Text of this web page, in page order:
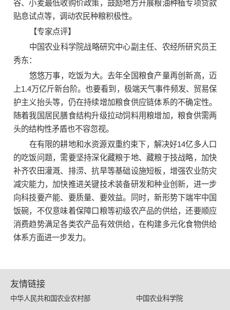
谷、小麦最低收购价政策，鼓励地方开展粮油种植专项贷款
贴息试点等，调动农民种粮积极性。
【专家点评】
中国农业科学院战略研究中心副主任、 农经所研究员王
秀东：
悠悠万事，吃饭为大。去年全国粮食产量再创新高，迈
上1.4万亿斤新台阶。也要看到，极端天气事件频发、贸易保
护主义抬头等，仍在持续增加粮食供应链体系的不确定性。
随着我国居民膳食结构升级拉动饲料用粮增加，粮食供需两
头的结构性矛盾也不容忽视。
在有限的耕地和水资源双重约束下，解决好14亿多人口
的吃饭问题，需要坚持深化藏粮于地、藏粮于技战略，加快
补齐农田灌溉、排涝、抗旱等基础设施短板，增强农业防灾
减灾能力，加快推进关键技术装备研发和种业创新，进一步
向科技要产能、要质量、要效益。同时，新形势下端牢中国
饭碗，不仅意味着保障口粮等初级农产品的供给，还要顺应
消费趋势满足各类农产品有效供给，在构建多元化食物供给
体系方面进一步发力。
友情链接
中华人民共和国农业农村部
中国农业科学院